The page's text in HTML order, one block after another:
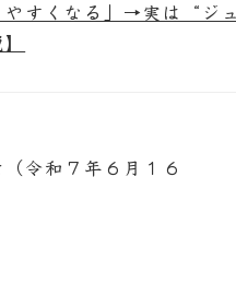
やすくなる」→実は“ジ
令和７年６月１６